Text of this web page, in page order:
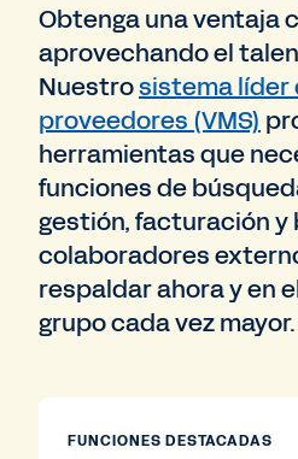
Obtenga una ventaja
aprovechando el
Nuestrosistema líder
proveedores (VMS)
herramientas que
funciones de
gestión, facturación y
colaboradores
respaldar ahora y en
grupo cada vez mayor.
FUNCIONES DESTACADAS